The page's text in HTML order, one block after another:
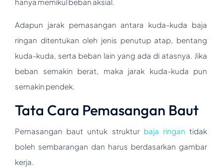
Adapun jarak pemasangan antara kuda-kuda baja
ringan ditentukan oleh jenis penutup atap, bentang
kuda-kuda, serta beban lain yang ada di atasnya. Jika
beban semakin berat, maka jarak kuda-kuda pun
semakin pendek.
Tata Cara Pemasangan Baut
Pemasangan baut untuk strukturbaja ringan tidak
boleh sembarangan dan harus berdasarkan gambar
kerja.